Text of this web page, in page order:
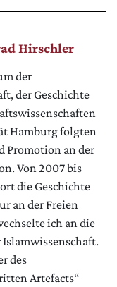
Hirschler
der
der Geschichte
Hamburg folgten
Promotion an der
Von 2007 bis
die Geschichte
an der Freien
ich an die
des
Artefacts“